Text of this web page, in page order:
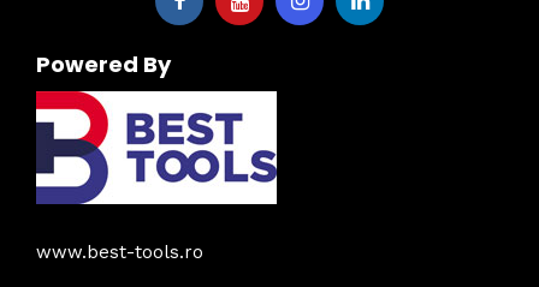
Powered By
www.best-tools.ro